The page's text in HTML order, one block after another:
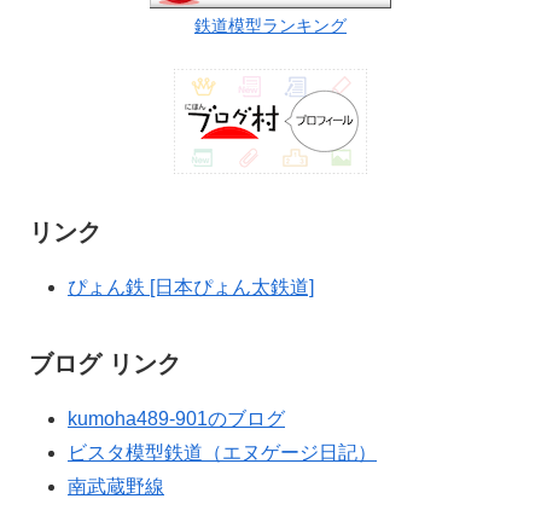
鉄道模型ランキング
リンク
ぴょん鉄 [日本ぴょん太鉄道]
ブログ リンク
kumoha489-901のブログ
ビスタ模型鉄道（エヌゲージ日記）
南武蔵野線